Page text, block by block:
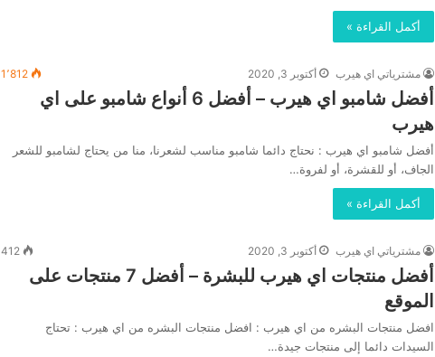
أكمل القراءة »
مشترياتي اي هيرب أكتوبر 3, 2020 1٬812
أفضل شامبو اي هيرب – أفضل 6 أنواع شامبو على اي
هيرب
أفضل شامبو اي هيرب : نحتاج دائما شامبو مناسب لشعرنا، منا من يحتاج لشامبو للشعر
الجاف، أو للقشرة، أو لفروة…
أكمل القراءة »
مشترياتي اي هيرب أكتوبر 3, 2020 412
أفضل منتجات اي هيرب للبشرة – أفضل 7 منتجات على
الموقع
افضل منتجات البشره من اي هيرب : افضل منتجات البشره من اي هيرب : تحتاج
السيدات دائما إلى منتجات جيدة…